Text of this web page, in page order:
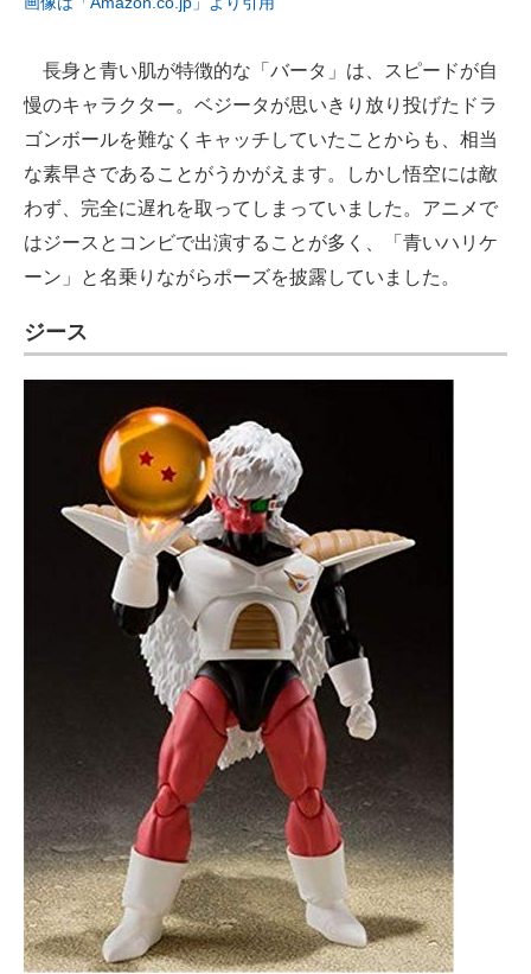
長身と青い肌が特徴的な「バータ」は、スピードが自
慢のキャラクター。ベジータが思いきり放り投げたドラ
ゴンボールを難なくキャッチしていたことからも、相当
な素早さであることがうかがえます。しかし悟空には敵
わず、完全に遅れを取ってしまっていました。アニメで
はジースとコンビで出演することが多く、「青いハリケ
ーン」と名乗りながらポーズを披露していました。
ジース